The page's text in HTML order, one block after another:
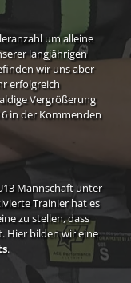
um alleine
langjährigen
wir uns aber
erfolgreich
Vergrößerung
in der Kommenden
Mannschaft unter
Trainier hat es
zu stellen, dass
Hier bilden wir eine
.